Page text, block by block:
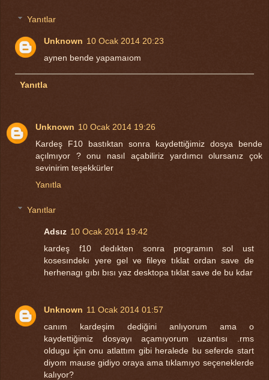
Yanıtlar
Unknown 10 Ocak 2014 20:23
aynen bende yapamaıom
Yanıtla
Unknown 10 Ocak 2014 19:26
Kardeş F10 bastıktan sonra kaydettiğimiz dosya bende
açılmıyor ? onu nasıl açabiliriz yardımcı olursanız çok
sevinirim teşekkürler
Yanıtla
Yanıtlar
Adsız 10 Ocak 2014 19:42
kardeş f10 dedıkten sonra programın sol ust
kosesındekı yere gel ve fileye tıklat ordan save de
herhenagı gıbı bısı yaz desktopa tıklat save de bu kdar
Unknown 11 Ocak 2014 01:57
canım kardeşim dediğini anlıyorum ama o
kaydettiğimiz dosyayı açamıyorum uzantısı .rms
oldugu için onu atlattım gibi heralede bu seferde start
diyom mause gidiyo oraya ama tıklamıyo seçeneklerde
kalıyor?